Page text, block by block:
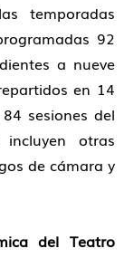
temporadas
92
a nueve
en 14
sesiones del
otras
de cámara y
del Teatro